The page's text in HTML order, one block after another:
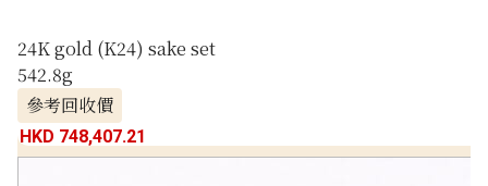
24K gold (K24) sake set
542.8g
參考回收價
HKD 748,407.21